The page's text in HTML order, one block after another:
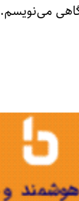
می‌نویسم.